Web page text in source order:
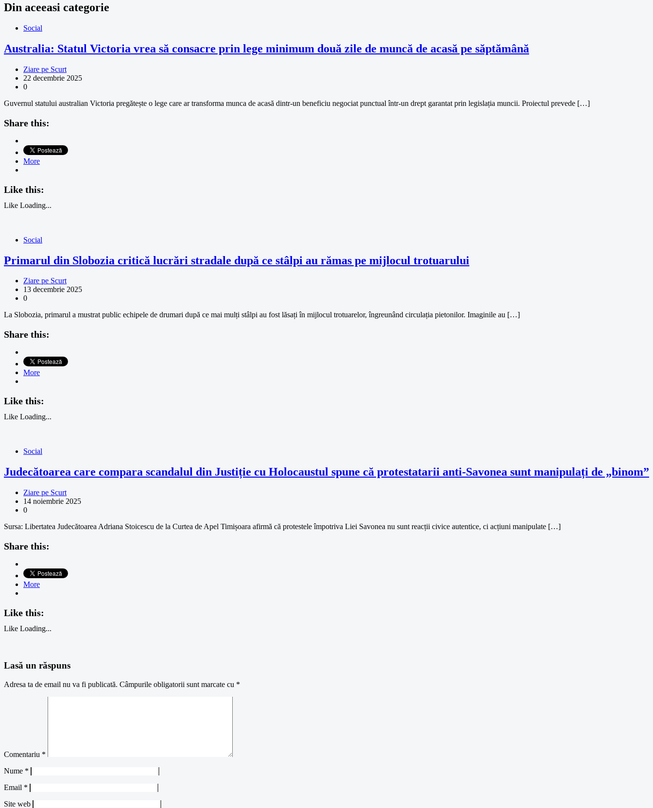
Din aceeasi categorie
Social
Australia: Statul Victoria vrea să consacre prin lege minimum două zile de muncă de acasă pe săptămână
Ziare pe Scurt
22 decembrie 2025
0
Guvernul statului australian Victoria pregătește o lege care ar transforma munca de acasă dintr-un beneficiu negociat punctual într-un drept garantat prin legislația muncii. Proiectul prevede […]
Share this:
More
Like this:
Like Loading...
Social
Primarul din Slobozia critică lucrări stradale după ce stâlpi au rămas pe mijlocul trotuarului
Ziare pe Scurt
13 decembrie 2025
0
La Slobozia, primarul a mustrat public echipele de drumari după ce mai mulți stâlpi au fost lăsați în mijlocul trotuarelor, îngreunând circulația pietonilor. Imaginile au […]
Share this:
More
Like this:
Like Loading...
Social
Judecătoarea care compara scandalul din Justiție cu Holocaustul spune că protestatarii anti-Savonea sunt manipulați de „binom”
Ziare pe Scurt
14 noiembrie 2025
0
Sursa: Libertatea Judecătoarea Adriana Stoicescu de la Curtea de Apel Timișoara afirmă că protestele împotriva Liei Savonea nu sunt reacții civice autentice, ci acțiuni manipulate […]
Share this:
More
Like this:
Like Loading...
Lasă un răspuns
Adresa ta de email nu va fi publicată. Câmpurile obligatorii sunt marcate cu *
Comentariu *
Nume *
Email *
Site web